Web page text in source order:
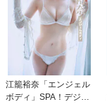
江籠裕奈「エンジェル
ボディ」SPA！デジタ